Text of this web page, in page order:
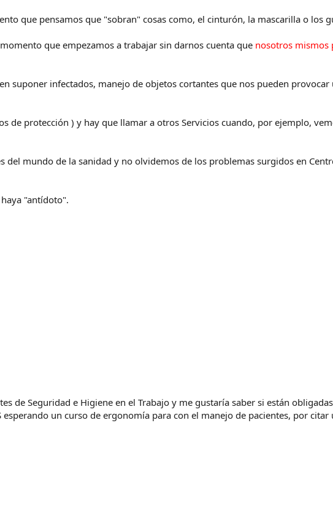
que pensamos que "sobran" cosas como, el cinturón, la mascarilla o los
que empezamos a trabajar sin darnos cuenta que nosotros mismos
suponer infectados, manejo de objetos cortantes que nos pueden
de protección ) y hay que llamar a otros Servicios cuando, por ejemplo,
del mundo de la sanidad y no olvidemos de los problemas surgidos en
"antídoto".
de Seguridad e Higiene en el Trabajo y me gustaría saber si están
un curso de ergonomía para con el manejo de pacientes, por